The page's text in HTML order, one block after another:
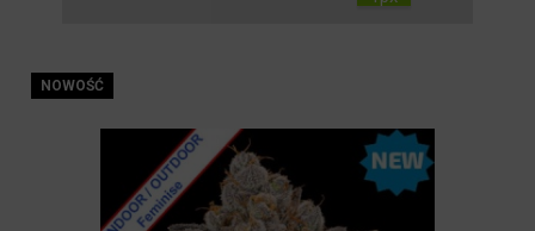
NOWOŚĆ